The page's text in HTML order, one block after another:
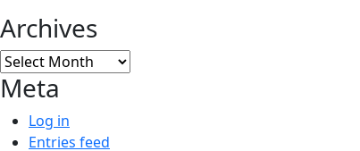
Archives
Archives
Meta
Log in
Entries feed